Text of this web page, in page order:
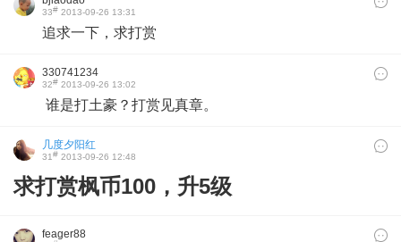
33# 2013-09-26 13:31
追求一下，求打赏
330741234
32# 2013-09-26 13:02
谁是打土豪？打赏见真章。
几度夕阳红
31# 2013-09-26 12:48
求打赏枫币100，升5级
feager88